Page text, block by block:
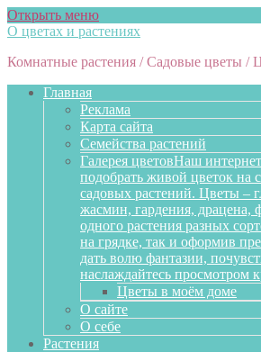
Открыть меню
О цветах и растениях
Комнатные растения / Садовые цветы /
Главная
Реклама
Карта сайта
Семейства растений
Галерея цветовНаш
подобрать живой цветок на
садовых растений. Цветы –
жасмин, гардения, драцена,
одного растения разных
на грядке, так и оформив
дать волю фантазии,
наслаждайтесь просмотром
Цветы в моём доме
О сайте
О себе
Растения